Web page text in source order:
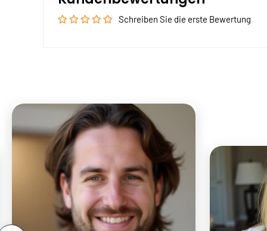
Schreiben Sie die erste Bewertung